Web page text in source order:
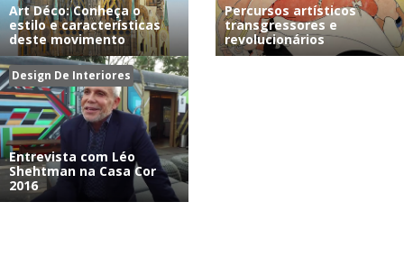
Art Déco: Conheça o
estilo e características
deste movimento
Percursos artísticos
transgressores e
revolucionários
Design De Interiores
Entrevista com Léo
Shehtman na Casa Cor
2016